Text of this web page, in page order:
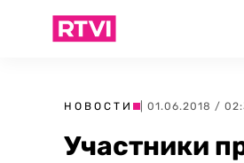
НОВОСТИ | 01.06.2018 /
Участники